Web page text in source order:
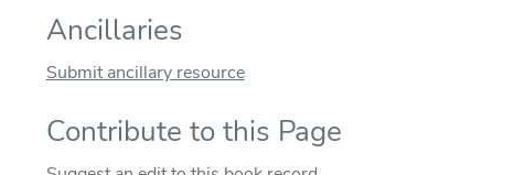
Ancillaries
Submit ancillary resource
Contribute to this Page